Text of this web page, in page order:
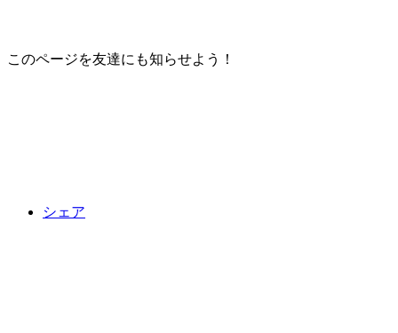
このページを友達にも知らせよう！
シェア